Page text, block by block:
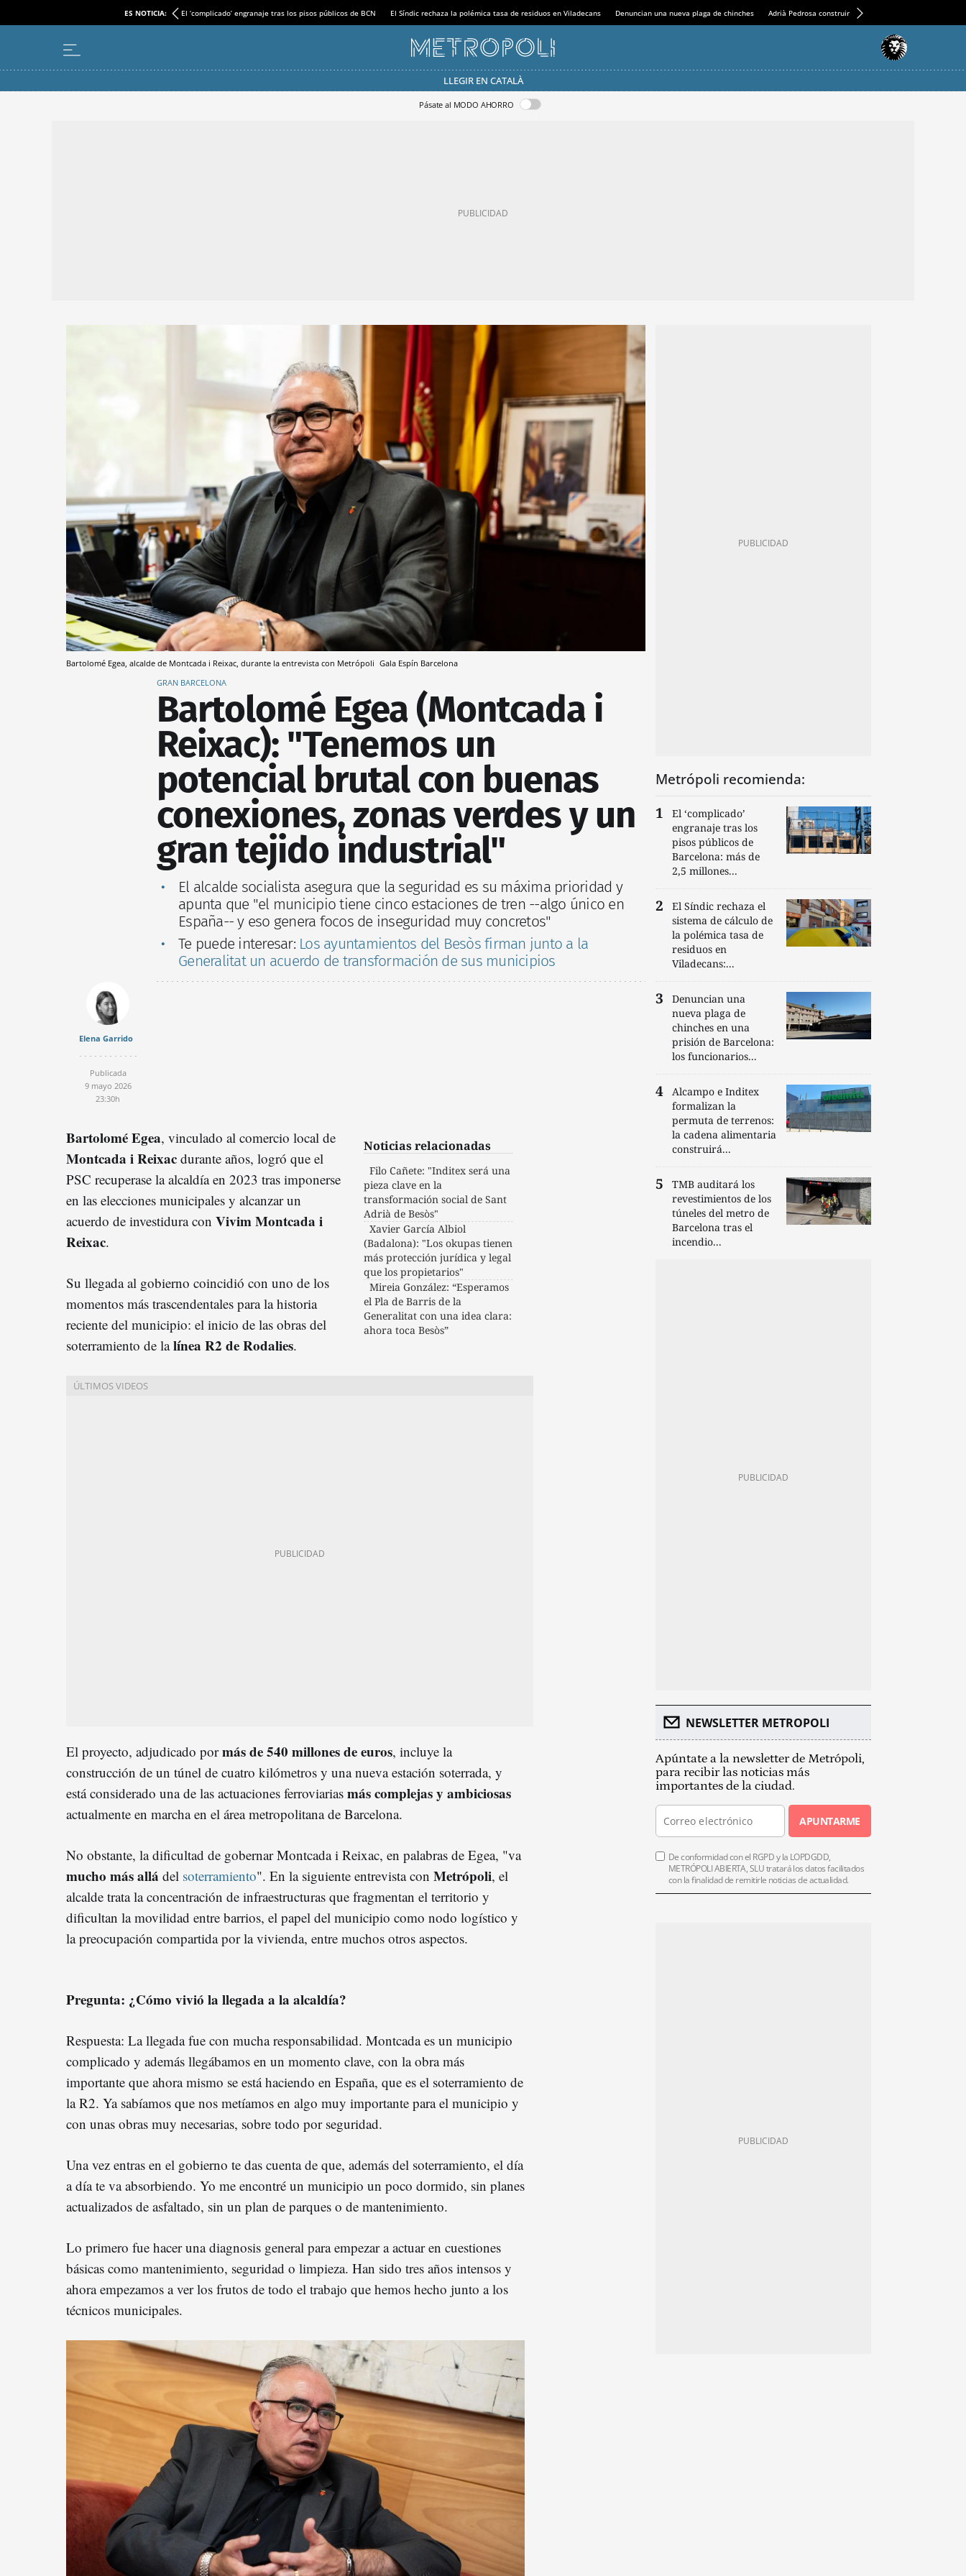
ES NOTICIA: El ‘complicado’ engranaje tras los pisos públicos de BCN El Síndic rechaza la polémica tasa de residuos en Viladecans Denuncian una nueva plaga de chinches Adrià Pedrosa construirá la nueva residencia en el
LLEGIR EN CATALÀ
Pásate al MODO AHORRO
Bartolomé Egea, alcalde de Montcada i Reixac, durante la entrevista con Metrópoli Gala Espín Barcelona
GRAN BARCELONA
Bartolomé Egea (Montcada i
Reixac): "Tenemos un
potencial brutal con buenas
conexiones, zonas verdes y un
gran tejido industrial"
El alcalde socialista asegura que la seguridad es su máxima prioridad y
apunta que "el municipio tiene cinco estaciones de tren --algo único en
España-- y eso genera focos de inseguridad muy concretos"
Te puede interesar: Los ayuntamientos del Besòs firman junto a la
Generalitat un acuerdo de transformación de sus municipios
Elena Garrido
Publicada
9 mayo 2026
23:30h
Noticias relacionadas
Filo Cañete: "Inditex será una
pieza clave en la
transformación social de Sant
Adrià de Besòs"
Xavier García Albiol
(Badalona): "Los okupas tienen
más protección jurídica y legal
que los propietarios"
Mireia González: “Esperamos
el Pla de Barris de la
Generalitat con una idea clara:
ahora toca Besòs”
Bartolomé Egea, vinculado al comercio local de
Montcada i Reixac durante años, logró que el
PSC recuperase la alcaldía en 2023 tras imponerse
en las elecciones municipales y alcanzar un
acuerdo de investidura con Vivim Montcada i
Reixac.
Su llegada al gobierno coincidió con uno de los
momentos más trascendentales para la historia
reciente del municipio: el inicio de las obras del
soterramiento de lalínea R2 de Rodalies.
El proyecto, adjudicado pormás de 540 millones de euros, incluye la
construcción de un túnel de cuatro kilómetros y una nueva estación soterrada, y
está considerado una de las actuaciones ferroviarias más complejas y ambiciosas
actualmente en marcha en el área metropolitana de Barcelona.
No obstante, la dificultad de gobernar Montcada i Reixac, en palabras de Egea, "va
mucho más allá del soterramiento". En la siguiente entrevista con Metrópoli, el
alcalde trata la concentración de infraestructuras que fragmentan el territorio y
dificultan la movilidad entre barrios, el papel del municipio como nodo logístico y
la preocupación compartida por la vivienda, entre muchos otros aspectos.
Pregunta: ¿Cómo vivió la llegada a la alcaldía?
Respuesta: La llegada fue con mucha responsabilidad. Montcada es un municipio
complicado y además llegábamos en un momento clave, con la obra más
importante que ahora mismo se está haciendo en España, que es el soterramiento de
la R2. Ya sabíamos que nos metíamos en algo muy importante para el municipio y
con unas obras muy necesarias, sobre todo por seguridad.
Una vez entras en el gobierno te das cuenta de que, además del soterramiento, el día
a día te va absorbiendo. Yo me encontré un municipio un poco dormido, sin planes
actualizados de asfaltado, sin un plan de parques o de mantenimiento.
Lo primero fue hacer una diagnosis general para empezar a actuar en cuestiones
básicas como mantenimiento, seguridad o limpieza. Han sido tres años intensos y
ahora empezamos a ver los frutos de todo el trabajo que hemos hecho junto a los
técnicos municipales.
Metrópoli recomienda:
El ‘complicado’
engranaje tras los
pisos públicos de
Barcelona: más de
2,5 millones...
El Síndic rechaza el
sistema de cálculo de
la polémica tasa de
residuos en
Viladecans:...
Denuncian una
nueva plaga de
chinches en una
prisión de Barcelona:
los funcionarios...
Alcampo e Inditex
formalizan la
permuta de terrenos:
la cadena alimentaria
construirá...
TMB auditará los
revestimientos de los
túneles del metro de
Barcelona tras el
incendio...
NEWSLETTER METROPOLI
Apúntate a la newsletter de Metrópoli,
para recibir las noticias más
importantes de la ciudad.
APUNTARME
De conformidad con el RGPD y la LOPDGDD,
METRÓPOLI ABIERTA, SLU tratará los datos facilitados
con la finalidad de remitirle noticias de actualidad.